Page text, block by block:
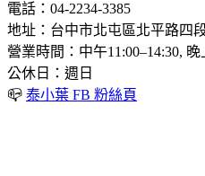
電話：04-2234-3385
地址：台中市北屯區北平路四
營業時間：中午11:00–14:30, 晚
公休日：週日
📪 泰小葉 FB 粉絲頁